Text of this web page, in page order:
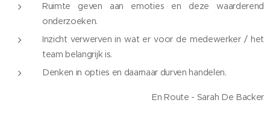
Ruimte geven aan emoties en deze waarderend
onderzoeken.
Inzicht verwerven in wat er voor de medewerker / het
team belangrijk is.
Denken in opties en daarnaar durven handelen.
En Route - Sarah De Backer